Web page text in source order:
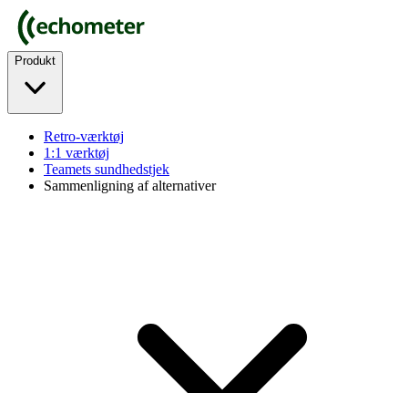
Produkt
Retro-værktøj
1:1 værktøj
Teamets sundhedstjek
Sammenligning af alternativer